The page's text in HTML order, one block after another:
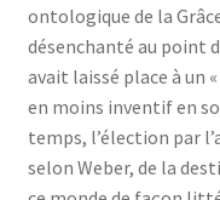
ontologique de la
désenchanté au point
avait laissé place à un
en moins inventif en
temps, l’élection par
selon Weber, de la